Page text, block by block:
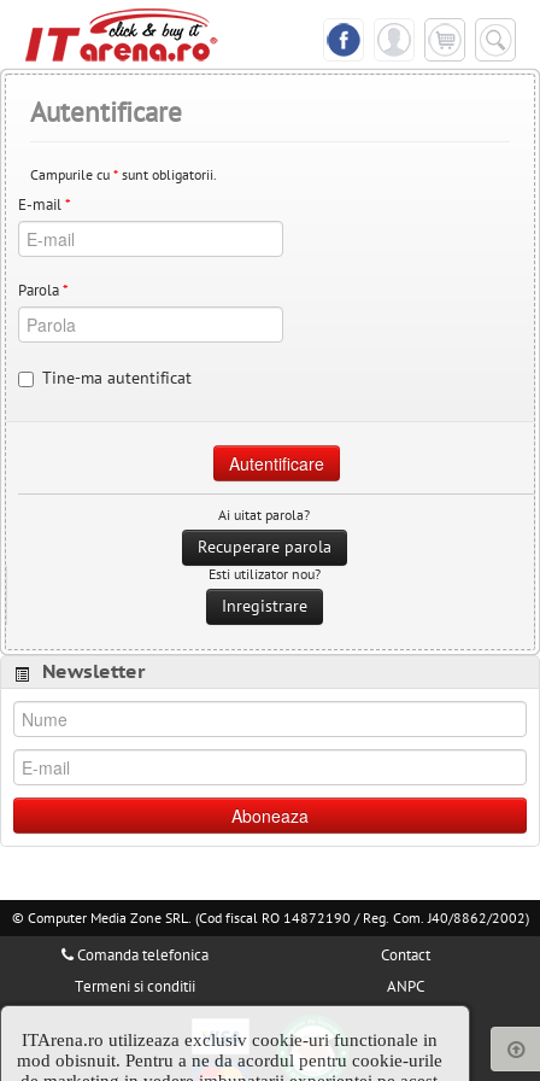
Autentificare
Campurile cu * sunt obligatorii.
E-mail*
Parola*
Tine-ma autentificat
Ai uitat parola?
Recuperare parola
Esti utilizator nou?
Inregistrare
Newsletter
Aboneaza
© Computer Media Zone SRL. (Cod fiscal RO 14872190 / Reg. Com. J40/8862/2002)
Comanda telefonica
Termeni si conditii
Contact
ANPC
ITArena.ro utilizeaza exclusiv cookie-uri functionale in
mod obisnuit. Pentru a ne da acordul pentru cookie-urile